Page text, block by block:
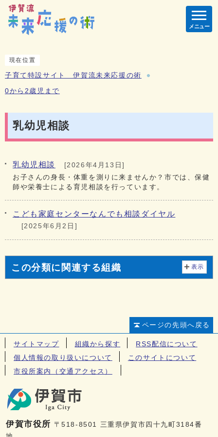
メニュー
現在位置
子育て特設サイト 伊賀流未来応援の術
0から2歳児まで
乳幼児相談
乳幼児相談
[2026年4月13日]
お子さんの身長・体重を測りに来ませんか？市では、保健
師や栄養士による育児相談を行っています。
こども家庭センターなんでも相談ダイヤル
[2025年6月2日]
この分類に関連する組織 表示
ページの先頭へ戻る
サイトマップ 組織から探す
RSS配信について
個人情報の取り扱いについて
このサイトについて
市役所案内（交通アクセス）
伊賀市役所 〒518-8501 三重県伊賀市四十九町3184番